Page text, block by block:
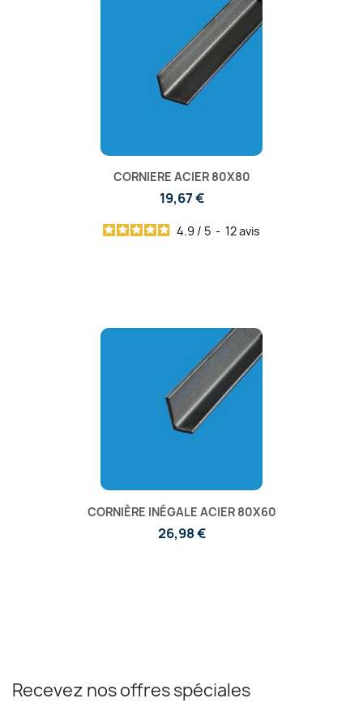
CORNIERE ACIER 80X80
19,67 €
4.9 / 5 - 12avis
CORNIÈRE INÉGALE ACIER 80X60
26,98 €
Recevez nos offres spéciales